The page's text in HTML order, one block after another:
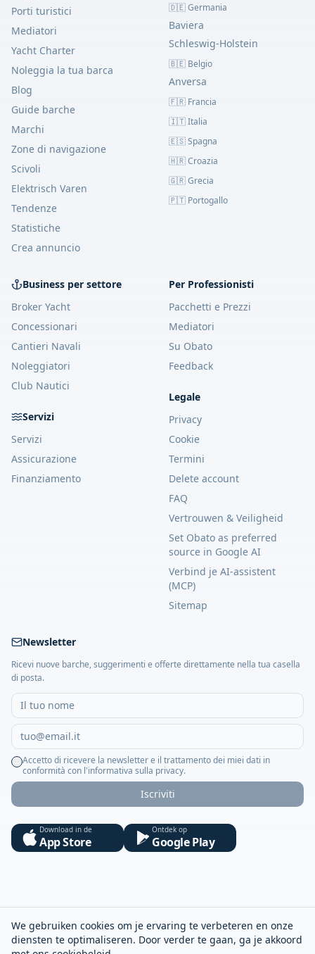
We gebruiken cookies om je ervaring te verbeteren en onze
diensten te optimaliseren. Door verder te gaan, ga je akkoord
Porti turistici
Mediatori
Yacht Charter
Noleggia la tua barca
Blog
Guide barche
Marchi
Zone di navigazione
Scivoli
Elektrisch Varen
Tendenze
Statistiche
Crea annuncio
🇩🇪 Germania
Baviera
Schleswig-Holstein
🇧🇪 Belgio
Anversa
🇫🇷 Francia
🇮🇹 Italia
🇪🇸 Spagna
🇭🇷 Croazia
🇬🇷 Grecia
🇵🇹 Portogallo
Business per settore
Broker Yacht
Concessionari
Cantieri Navali
Noleggiatori
Club Nautici
Servizi
Servizi
Assicurazione
Finanziamento
Per Professionisti
Pacchetti e Prezzi
Mediatori
Su Obato
Feedback
Legale
Privacy
Cookie
Termini
Delete account
FAQ
Vertrouwen & Veiligheid
Set Obato as preferred
source in Google AI
Verbind je AI-assistent
(MCP)
Sitemap
Newsletter
Ricevi nuove barche, suggerimenti e offerte direttamente nella tua casella
di posta.
Accetto di ricevere la newsletter e il trattamento dei miei dati in
conformità con l'informativa sulla privacy.
Iscriviti
Download in de
App Store
Ontdek op
Google Play